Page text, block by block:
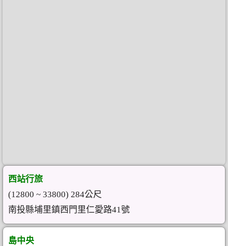
西站行旅
(12800 ~ 33800) 284公尺
南投縣埔里鎮西門里仁愛路41號
島中央